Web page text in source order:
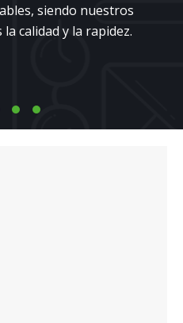
siendo nuestros
calidad y la rapidez.